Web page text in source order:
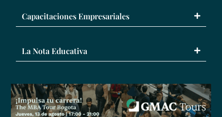
Capacitaciones Empresariales
La Nota Educativa